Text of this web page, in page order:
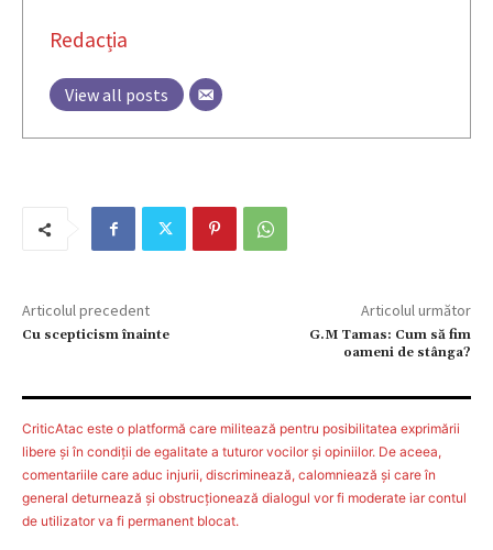
Redacția
View all posts
Articolul precedent
Cu scepticism înainte
Articolul următor
G.M Tamas: Cum să fim
oameni de stânga?
CriticAtac este o platformă care militează pentru posibilitatea exprimării
libere şi în condiţii de egalitate a tuturor vocilor şi opiniilor. De aceea,
comentariile care aduc injurii, discriminează, calomniează şi care în
general deturnează şi obstrucţionează dialogul vor fi moderate iar contul
de utilizator va fi permanent blocat.